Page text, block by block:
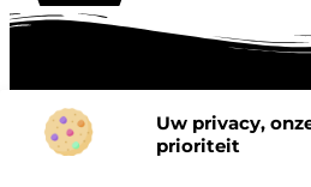
Uw privacy,
prioriteit
Onze informatie